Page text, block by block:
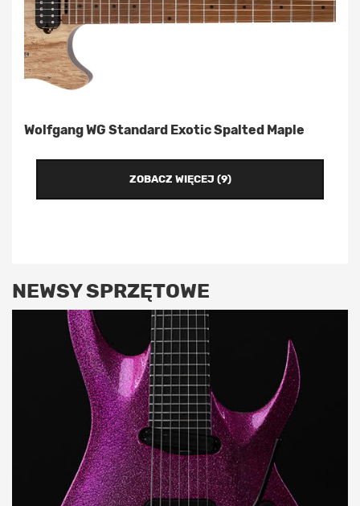
Wolfgang WG Standard Exotic Spalted Maple
ZOBACZ WIĘCEJ (9)
NEWSY SPRZĘTOWE